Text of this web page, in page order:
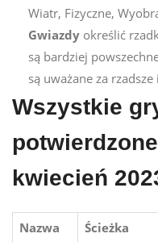
Wiatr, Fizyczne,
Gwiazdy określić
są bardziej
są uważane za
Wszystkie
kwiecień
Nazwa Ścieżka